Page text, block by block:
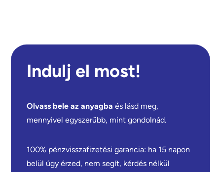
Indulj el most!
Olvass bele az anyagba és lásd meg,
mennyivel egyszerűbb, mint gondolnád.
100% pénzvisszafizetési garancia: ha 15 napon
belül úgy érzed, nem segít, kérdés nélkül